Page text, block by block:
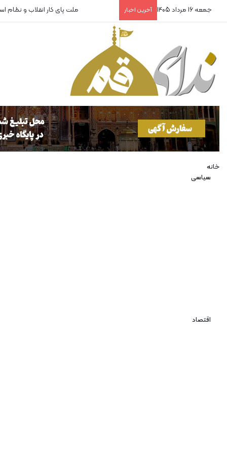
جمعه 16 مرداد 1405 آخرین اخبار ملت پای کار انقلاب و نظام
خانه
سیاسی
اقتصاد